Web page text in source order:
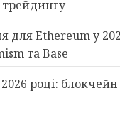
для Ethereum у
та Base
році: